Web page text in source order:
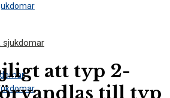
sjukdomar
att typ 2-
till typ